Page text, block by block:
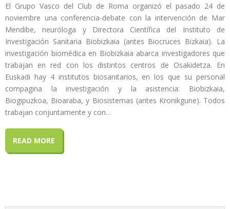
El Grupo Vasco del Club de Roma organizó el pasado 24 de
noviembre una conferencia-debate con la intervención de Mar
Mendibe, neuróloga y Directora Científica del Instituto de
Investigación Sanitaria Biobizkaia (antes Biocruces Bizkaia). La
investigación biomédica en Biobizkaia abarca investigadores que
trabajan en red con los distintos centros de Osakidetza. En
Euskadi hay 4 institutos biosanitarios, en los que su personal
compagina la investigación y la asistencia: Biobizkaia,
Biogipuzkoa, Bioaraba, y Biosistemas (antes Kronikgune). Todos
trabajan conjuntamente y con…
READ MORE